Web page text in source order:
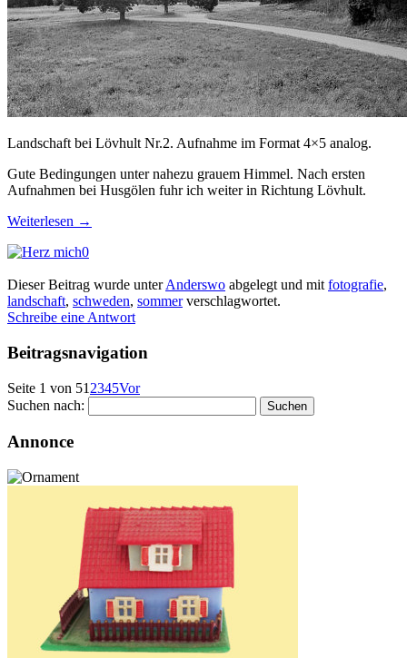
Landschaft bei Lövhult Nr.2. Aufnahme im Format 4×5 analog.
Gute Bedingungen unter nahezu grauem Himmel. Nach ersten
Aufnahmen bei Husgölen fuhr ich weiter in Richtung Lövhult.
Weiterlesen →
0
Dieser Beitrag wurde unterAnderswo abgelegt und mit fotografie,
landschaft, schweden, sommerverschlagwortet.
Schreibe eine Antwort
Beitragsnavigation
Seite 1 von 51 2345Vor
Suchen nach:
Annonce